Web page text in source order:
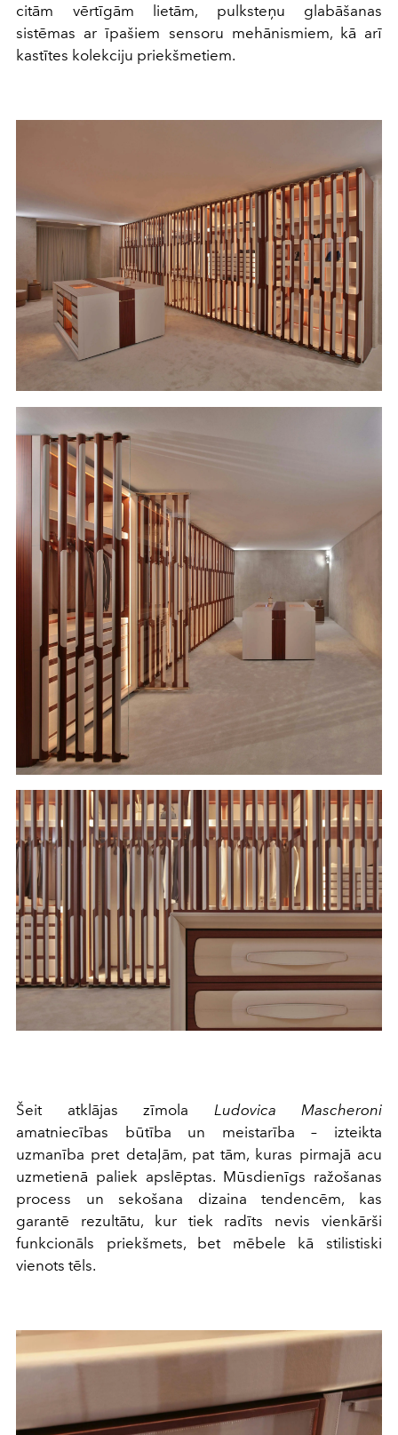
citām vērtīgām lietām, pulksteņu glabāšanas
sistēmas ar īpašiem sensoru mehānismiem, kā arī
kastītes kolekciju priekšmetiem.
Šeit atklājas zīmola Ludovica Mascheroni
amatniecības būtība un meistarība – izteikta
uzmanība pret detaļām, pat tām, kuras pirmajā acu
uzmetienā paliek apslēptas. Mūsdienīgs ražošanas
process un sekošana dizaina tendencēm, kas
garantē rezultātu, kur tiek radīts nevis vienkārši
funkcionāls priekšmets, bet mēbele kā stilistiski
vienots tēls.